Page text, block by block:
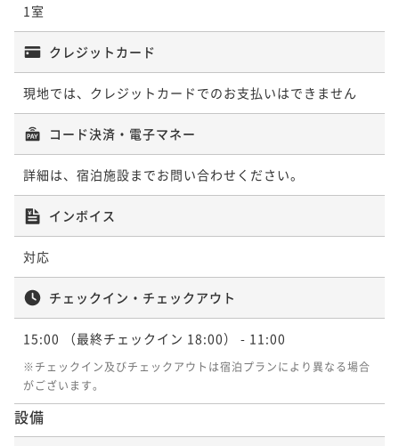
1室
クレジットカード
現地では、クレジットカードでのお支払いはできません
コード決済・電子マネー
詳細は、宿泊施設までお問い合わせください。
インボイス
対応
チェックイン・チェックアウト
15:00 （最終チェックイン 18:00） - 11:00
※チェックイン及びチェックアウトは宿泊プランにより異なる場合
がございます。
設備